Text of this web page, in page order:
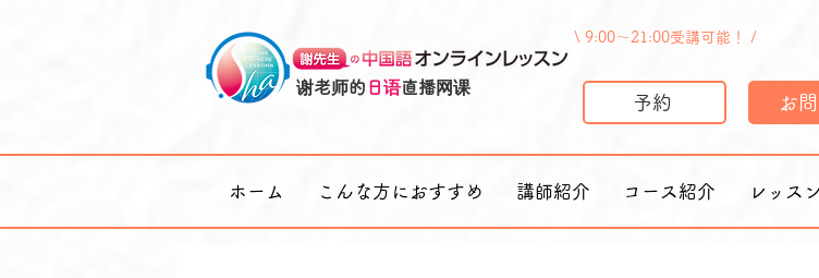
谢老师的 日语直播网课
\ 9:00〜21:00受講可能！ /
予約 お
ホーム こんな方におすすめ 講師紹介 コース紹介 レッス